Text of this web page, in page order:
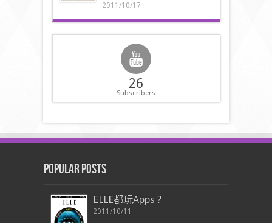
2011/10/17
26
Subscribers
Popular Posts
ELLE都玩Apps ?
2011/10/11